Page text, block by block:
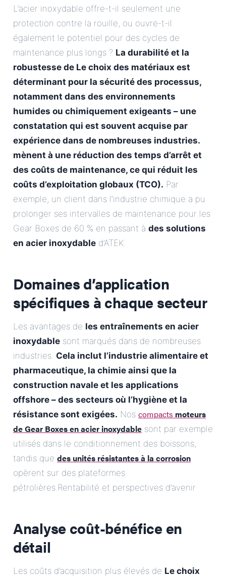
L’acier inoxydable offre-t-il seulement une
protection contre la rouille, ou ouvre-t-il
également le potentiel pour des cycles de
maintenance plus longs ? La durabilité et la
robustesse de Le choix des matériaux est
déterminant pour la sécurité des processus,
notamment dans des environnements
humides ou chimiquement exigeants – une
constatation qui est souvent acquise par
expérience dans de nombreuses industries.
mènent à une réduction des temps d’arrêt et
des coûts de maintenance, ce qui réduit les
coûts d’exploitation globaux (TCO). Par
exemple, un client dans l’industrie chimique a pu
prolonger ses intervalles de maintenance pour les
Gear Boxes de 60 % en passant à des solutions
en acier inoxydable d’ATEK.
Domaines d’application
spécifiques à chaque secteur
Les avantages de les entraînements en acier
inoxydable sont marqués dans de nombreuses
industries. Cela inclut l’industrie alimentaire et
pharmaceutique, la chimie ainsi que la
construction navale et les applications
offshore – des secteurs où l’hygiène et la
résistance sont exigées. Nos compacts moteurs
de Gear Boxes en acier inoxydable sont par exemple
utilisés dans le conditionnement des boissons,
tandis que des unités résistantes à la corrosion
opèrent sur des plateformes
pétrolières.Rentabilité et perspectives d’avenir
Analyse coût-bénéfice en
détail
Les coûts d’acquisition plus élevés de Le choix